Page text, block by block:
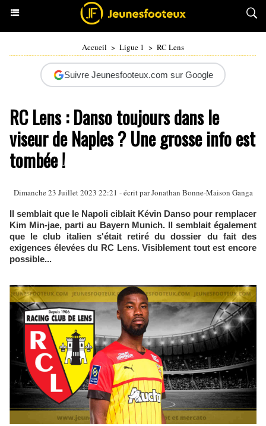
Accueil > Ligue 1 > RC Lens
Suivre Jeunesfooteux.com sur Google
RC Lens : Danso toujours dans le
viseur de Naples ? Une grosse info est
tombée !
Dimanche 23 Juillet 2023 22:21 - écrit parJonathan Bonne-Maison Ganga
Il semblait que le Napoli ciblait Kévin Danso pour remplacer
Kim Min-jae, parti au Bayern Munich. Il semblait également
que le club italien s'était retiré du dossier du fait des
exigences élevées du RC Lens. Visiblement tout est encore
possible...